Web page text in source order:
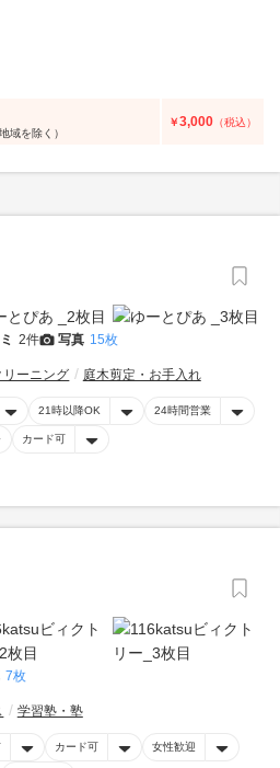
域を除く）
￥3,000 （税込）
2件 写真 15枚
リーニング 庭木剪定・お手入れ
21時以降OK 24時間営業
カード可
7枚
学習塾・塾
カード可 女性歓迎